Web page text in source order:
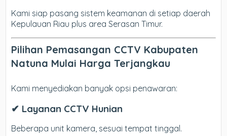
Kami siap pasang sistem keamanan di setiap daerah
Kepulauan Riau plus area Serasan Timur.
Pilihan Pemasangan CCTV Kabupaten
Natuna Mulai Harga Terjangkau
Kami menyediakan banyak opsi penawaran:
✔ Layanan CCTV Hunian
Beberapa unit kamera, sesuai tempat tinggal.